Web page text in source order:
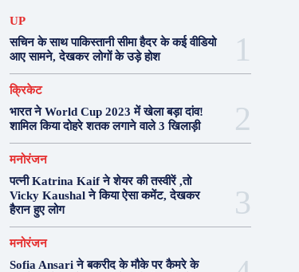
UP
सचिन के साथ पाकिस्तानी सीमा हैदर के कई वीडियो
आए सामने, देखकर लोगों के उड़े होश
क्रिकेट
भारत ने World Cup 2023 में खेला बड़ा दांव!
शामिल किया दोहरे शतक लगाने वाले 3 खिलाड़ी
मनोरंजन
पत्नी Katrina Kaif ने शेयर की तस्वीरें ,तो
Vicky Kaushal ने किया ऐसा कमेंट, देखकर
हैरान हुए लोग
मनोरंजन
Sofia Ansari ने बकरीद के मौके पर कैमरे के